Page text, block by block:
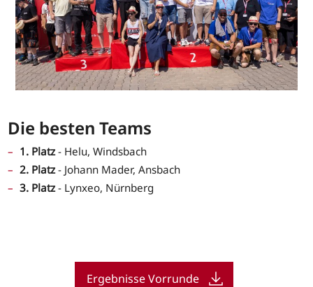
Die besten Teams
1. Platz- Helu, Windsbach
2. Platz- Johann Mader, Ansbach
3. Platz- Lynxeo, Nürnberg
Ergebnisse Vorrunde